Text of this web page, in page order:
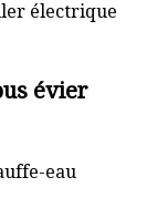
électrique
évier
eau